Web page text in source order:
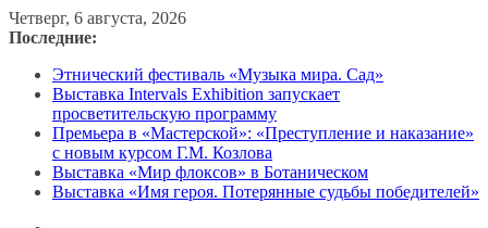
Перейти
к
Четверг, 6 августа, 2026
Последние:
Этнический фестиваль «Музыка мира. Сад»
Выставка Intervals Exhibition запускает
просветительскую программу
Премьера в «Мастерской»: «Преступление и наказание»
с новым курсом Г.М. Козлова
Выставка «Мир флоксов» в Ботаническом
Выставка «Имя героя. Потерянные судьбы победителей»